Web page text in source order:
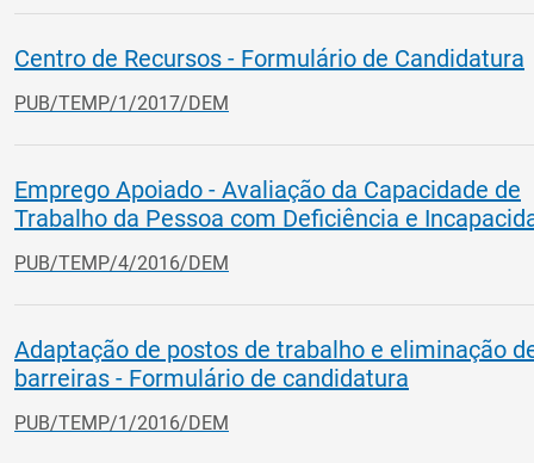
Centro de Recursos - Formulário de Candidatura
PUB/TEMP/1/2017/DEM
Emprego Apoiado - Avaliação da Capacidade de
Trabalho da Pessoa com Deficiência e
PUB/TEMP/4/2016/DEM
Adaptação de postos de trabalho e eliminação
barreiras - Formulário de candidatura
PUB/TEMP/1/2016/DEM